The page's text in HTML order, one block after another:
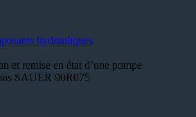
hydrauliques
et remise en état d’une pompe
SAUER 90R075